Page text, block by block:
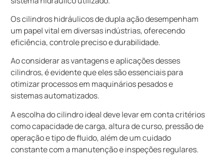
Os cilindros hidráulicos de dupla ação desempenham
um papel vital em diversas indústrias, oferecendo
eficiência, controle preciso e durabilidade.
Ao considerar as vantagens e aplicações desses
cilindros, é evidente que eles são essenciais para
otimizar processos em maquinários pesados e
sistemas automatizados.
A escolha do cilindro ideal deve levar em conta critérios
como capacidade de carga, altura de curso, pressão de
operação e tipo de fluido, além de um cuidado
constante com a manutenção e inspeções regulares.